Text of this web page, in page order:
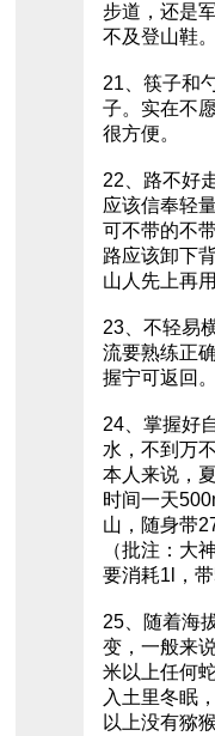
步道，还是
不及登山鞋。
21、筷子和
子。实在不
很方便。
22、路不好
应该信奉轻
可不带的不
路应该卸下
山人先上再
23、不轻易
流要熟练正
握宁可返回。
24、掌握好
水，不到万
本人来说，
时间一天
山，随身带
（批注：大
要消耗1l，带
25、随着海
变，一般来
米以上任何
入土里冬眠
以上没有猕